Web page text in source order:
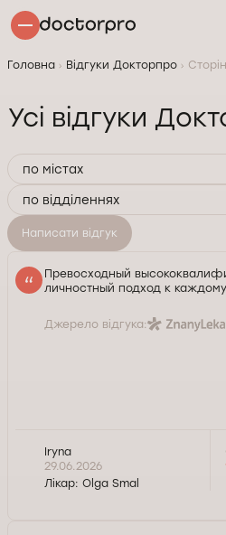
Головна Відгуки Докторпро
Усі відгуки
по містах
по відділеннях
Написати відгук
Превосходный
личностный подход к
Джерело відгука:
Iryna
29.06.2026
Лікар: Olga Smal